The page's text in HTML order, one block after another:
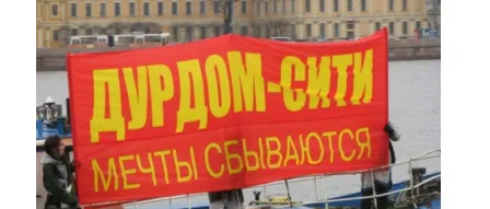
Интервью
Книга
Личное
Нарва и северо-восток
Обзор прессы
Образование
Парламент и правительство
Фотографии